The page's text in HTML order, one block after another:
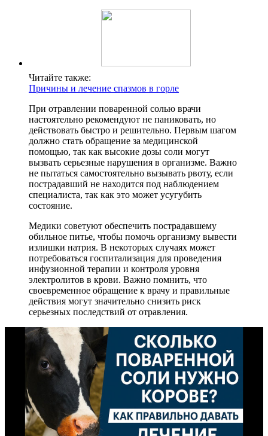
Читайте также:
Причины и лечение спазмов в горле
При отравлении поваренной солью врачи
настоятельно рекомендуют не паниковать, но
действовать быстро и решительно. Первым шагом
должно стать обращение за медицинской
помощью, так как высокие дозы соли могут
вызвать серьезные нарушения в организме. Важно
не пытаться самостоятельно вызывать рвоту, если
пострадавший не находится под наблюдением
специалиста, так как это может усугубить
состояние.
Медики советуют обеспечить пострадавшему
обильное питье, чтобы помочь организму вывести
излишки натрия. В некоторых случаях может
потребоваться госпитализация для проведения
инфузионной терапии и контроля уровня
электролитов в крови. Важно помнить, что
своевременное обращение к врачу и правильные
действия могут значительно снизить риск
серьезных последствий от отравления.